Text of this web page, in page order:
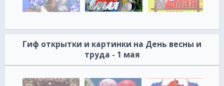
Гиф открытки и картинки на День весны и
труда - 1 мая